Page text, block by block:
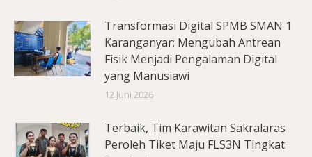
Transformasi Digital SPMB SMAN 1
Karanganyar: Mengubah Antrean
Fisik Menjadi Pengalaman Digital
yang Manusiawi
12 Juni 2026
Terbaik, Tim Karawitan Sakralaras
Peroleh Tiket Maju FLS3N Tingkat